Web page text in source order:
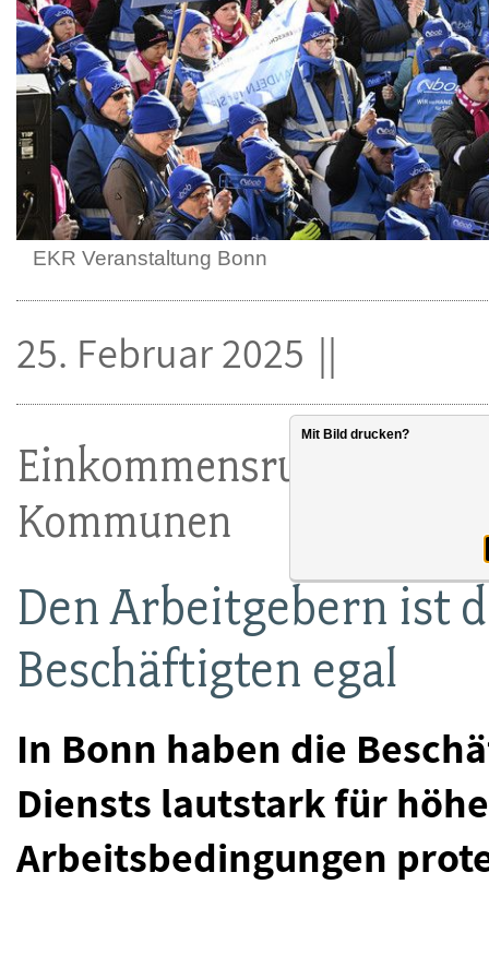
EKR Veranstaltung Bonn
Einkommensrunde für
Kommunen
Den Arbeitgebern ist
Beschäftigten egal
In Bonn haben die
Diensts lautstark für
Arbeitsbedingungen
25. Februar 2025
Mit Bild drucken?